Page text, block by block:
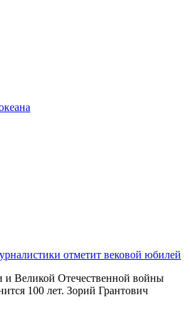
отметит вековой юбилей
и Великой Отечественной войны
100 лет. Зорий Грантович